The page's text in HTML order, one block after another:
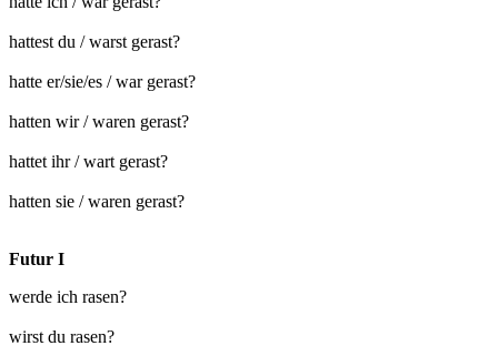
hattest du / warst gerast?
hatte er/sie/es / war gerast?
hatten wir / waren gerast?
hattet ihr / wart gerast?
hatten sie / waren gerast?
Futur I
werde ich rasen?
wirst du rasen?